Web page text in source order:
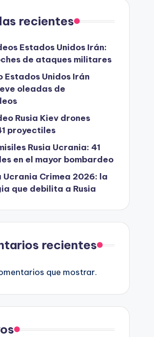
recientes
Estados Unidos Irán:
de ataques militares
Estados Unidos Irán
oleadas de
Rusia Kiev drones
proyectiles
Rusia Ucrania: 41
en el mayor bombardeo
Ucrania Crimea 2026: la
que debilita a Rusia
recientes
que mostrar.